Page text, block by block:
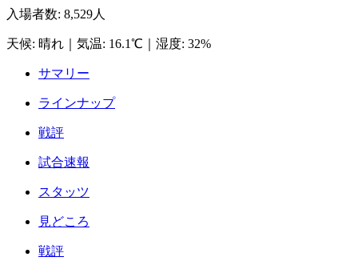
入場者数: 8,529人
天候: 晴れ 気温: 16.1℃ 湿度: 32%
サマリー
ラインナップ
戦評
試合速報
スタッツ
見どころ
戦評